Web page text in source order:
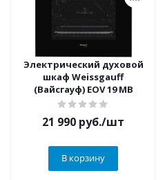
Электрический духовой
шкаф Weissgauff
(Вайсгауф) EOV 19 MB
21 990 руб./шт
В корзину